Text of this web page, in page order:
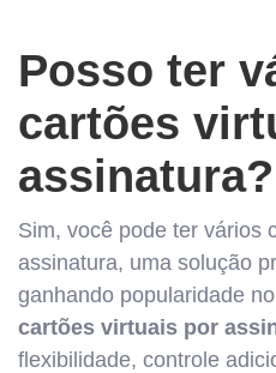
Posso ter
cartões
assinatura?
Sim, você pode ter vários
assinatura, uma solução
ganhando popularidade
cartões virtuais por
flexibilidade, controle